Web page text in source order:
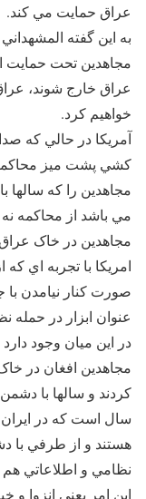
عراق حمايت مي کند.
به اين گفته
مجاهدين تحت حمايت
عراق خارج شوند،
خواهيم كرد.
آمريکا در حالي که
کشي پشت ميز
مجاهدين را که سالها
مي باشد از محاکمه
مجاهدين در خاک
امريکا با تجربه اي
صورت کنار نيامدن
عنوان ابزار در حمله
در اين ميان وجود
مجاهدين افغان در
سال است که در ايران
هستند و از طرفي با
نظامي و اطلاعاتي هم
اين امر يعني انزوا